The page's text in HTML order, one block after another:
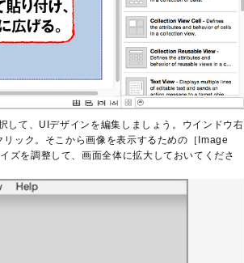
て、UIデザインを編集しましょう。ウインドウ右
ック。そこから画像を表示するための［Image
を調整して、画面全体に拡大しておいてくださ